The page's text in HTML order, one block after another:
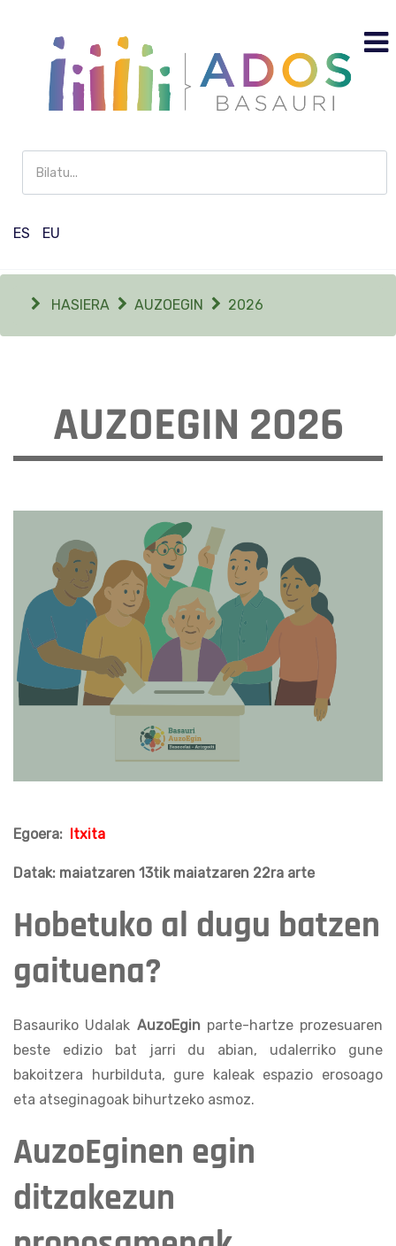
ES
EU
HASIERA AUZOEGIN 2026
AUZOEGIN 2026
Egoera: Itxita
Datak: maiatzaren 13tik maiatzaren 22ra arte
Hobetuko al dugu batzen
gaituena?
Basauriko Udalak AuzoEginparte-hartze prozesuaren
beste edizio bat jarri du abian, udalerriko gune
bakoitzera hurbilduta, gure kaleak espazio erosoago
eta atseginagoak bihurtzeko asmoz.
AuzoEginen egin
ditzakezun